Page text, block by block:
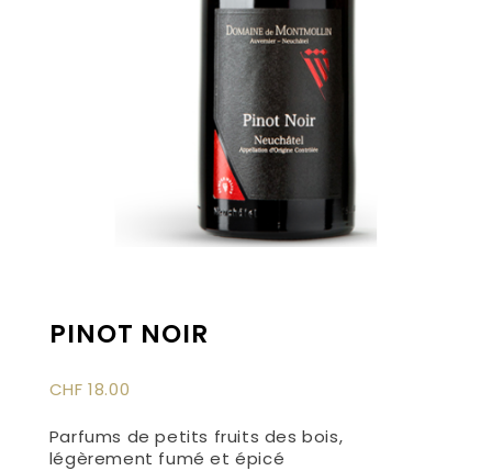
PINOT NOIR
CHF 18.00
Parfums de petits fruits des bois,
légèrement fumé et épicé